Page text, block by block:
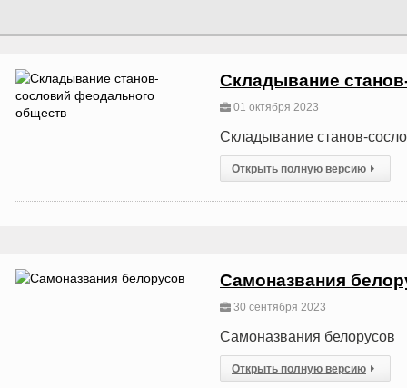
Складывание
01 октября 2023
Складывание станов-
Открыть полную версию
Самоназвания
30 сентября 2023
Самоназвания белорусов
Открыть полную версию